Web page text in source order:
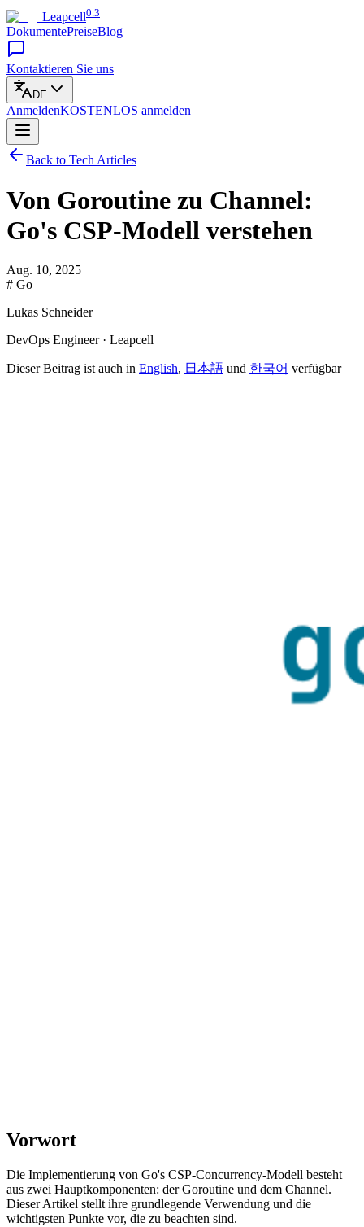
Leapcell0.3
DokumentePreiseBlog
Kontaktieren Sie uns
DE
AnmeldenKOSTENLOS anmelden
Back to Tech Articles
Von Goroutine zu Channel:
Go's CSP-Modell verstehen
Aug. 10, 2025
# Go
Lukas Schneider
DevOps Engineer · Leapcell
Dieser Beitrag ist auch in English, 日本語 und 한국어 verfügbar
Vorwort
Die Implementierung von Go's CSP-Concurrency-Modell besteht
aus zwei Hauptkomponenten: der Goroutine und dem Channel.
Dieser Artikel stellt ihre grundlegende Verwendung und die
wichtigsten Punkte vor, die zu beachten sind.